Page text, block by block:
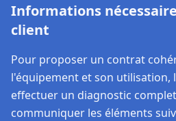
Informations
client
Pour proposer un contrat
l'équipement et son utilisation,
effectuer un diagnostic
communiquer les éléments